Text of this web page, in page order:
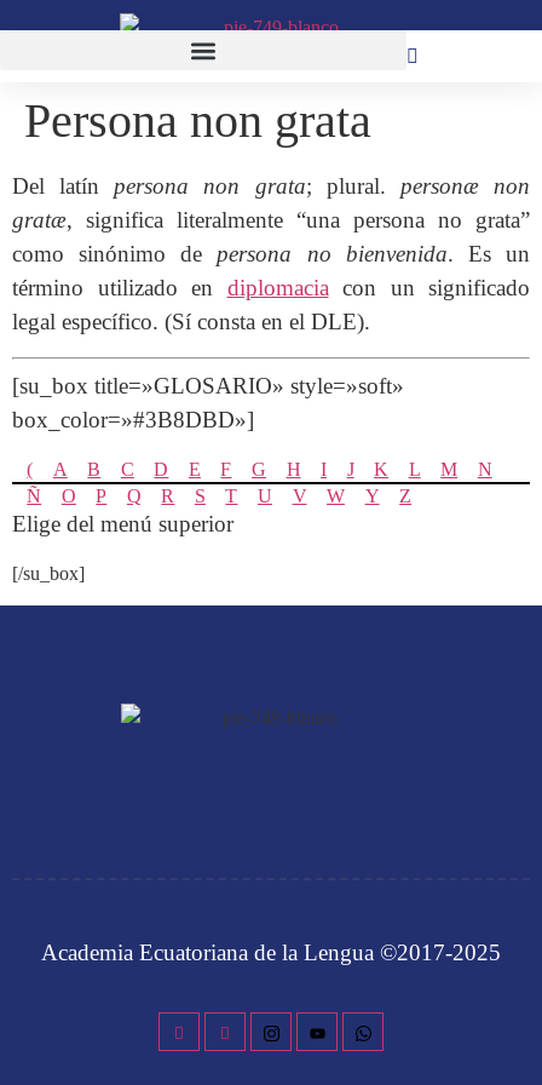
Persona non grata
Del latínpersona non grata; plural. personæ non
gratæ, significa literalmente “una persona no grata”
como sinónimo depersona no bienvenida. Es un
término utilizado en diplomaciacon un significado
legal específico. (Sí consta en el DLE).
[su_box title=»GLOSARIO» style=»soft»
box_color=»#3B8DBD»]
( A B C D E F G H I J K L M
N
Ñ
O P Q R S T U V W Y Z
Elige del menú superior
[/su_box]
Academia Ecuatoriana de la Lengua ©2017-2025